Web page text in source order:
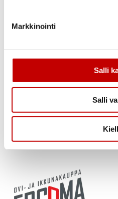
Markkinointi
Salli
Salli
Ovi- ja ikkunakauppa
toiminut ovia ja ikkunoita
toimituksen yrityksenä jo
toiminta on alkanut jo
yrittäjien, Aune ja Ari
yritys on toiminut vuoden
alkaen.